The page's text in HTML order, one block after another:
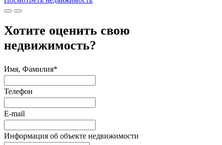
Хотите оценить свою
недвижимость?
Имя, Фамилия*
Телефон
E-mail
Информация об объекте недвижимости